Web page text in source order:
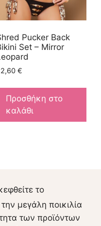
Pucker Back
Set – Mirror
€
Προσθήκη στο
καλάθι
το
μεγάλη ποικιλία
των προϊόντων